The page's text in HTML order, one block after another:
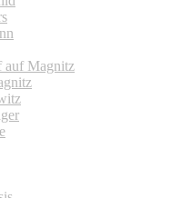
Magnitz